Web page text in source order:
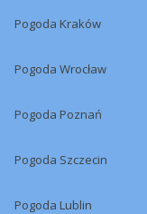
Pogoda Kraków
Pogoda Wrocław
Pogoda Poznań
Pogoda Szczecin
Pogoda Lublin